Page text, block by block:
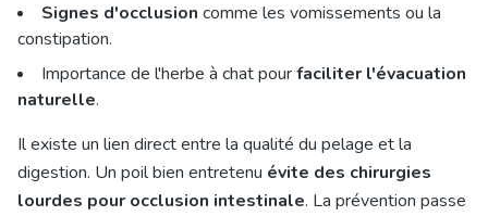
Signes d'occlusion comme les vomissements ou la
constipation.
Importance de l'herbe à chat pourfaciliter l'évacuation
naturelle.
Il existe un lien direct entre la qualité du pelage et la
digestion. Un poil bien entretenu évite des chirurgies
lourdes pour occlusion intestinale. La prévention passe